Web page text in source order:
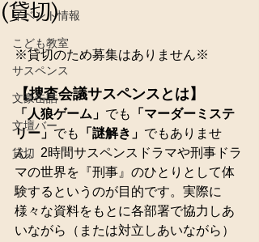
イベント情報
こども教室
サスペンス
文豪缶詰
文壇バー
貸切
(貸切)
※貸切のため募集はありません※
【捜査会議サスペンスとは】
「人狼ゲーム」 でも
「マーダーミステ
リー」 でも 「謎解き」 でもありませ
ん。2時間サスペンスドラマや刑事ドラ
マの世界を『刑事』のひとりとして体
験するというのが目的です。実際に
様々な資料をもとに各部署で協力しあ
いながら（または対立しあいながら）